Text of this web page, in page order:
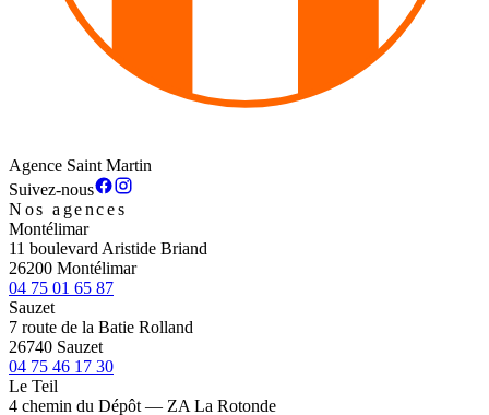
Agence Saint Martin
Suivez-nous
Nos agences
Montélimar
11 boulevard Aristide Briand
26200 Montélimar
04 75 01 65 87
Sauzet
7 route de la Batie Rolland
26740 Sauzet
04 75 46 17 30
Le Teil
4 chemin du Dépôt — ZA La Rotonde